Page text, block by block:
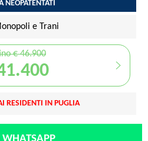
NEOPATENTATI
e Trani
€ 46.900
RESIDENTI IN PUGLIA
WHATSAPP